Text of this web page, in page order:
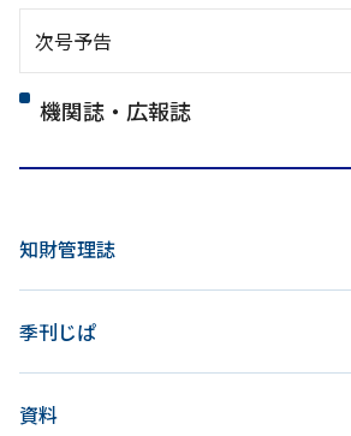
次号予告
機関誌・広報誌
知財管理誌
季刊じぱ
資料